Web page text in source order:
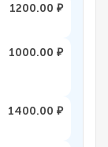
1200.00 ₽
1000.00 ₽
1400.00 ₽